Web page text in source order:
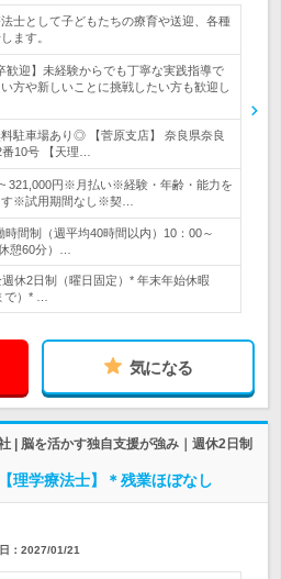
士として子どもたちの療育や送迎、各種
ます。
歓迎】未経験からでも丁寧な実践指導で
方や新しいことに挑戦したい方も歓迎し
駐車場あり◎ 【菅原支店】 奈良県奈良
10号 【天理…
321,000円※月払い※経験・年齢・能力を
す※試用期間なし※契…
間制（週平均40時間以内）10：00～
憩60分）…
休2日制（曜日固定）* 年末年始休暇
で）* …
気になる
| 脳を活かす独自支援が強み｜週休2日制
理学療法士】＊残業ほぼなし
： 2027/01/21